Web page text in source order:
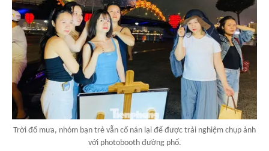
Trời đổ mưa, nhóm bạn trẻ vẫn cố nán lại để được trải nghiệm chụp ảnh
với photobooth đường phố.